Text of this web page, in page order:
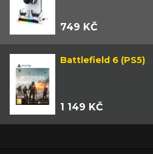
749 KČ
Battlefield 6 (PS5)
1 149 KČ